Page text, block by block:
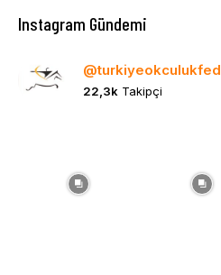
Instagram Gündemi
@turkiyeokculukfed
22,3k Takipçi